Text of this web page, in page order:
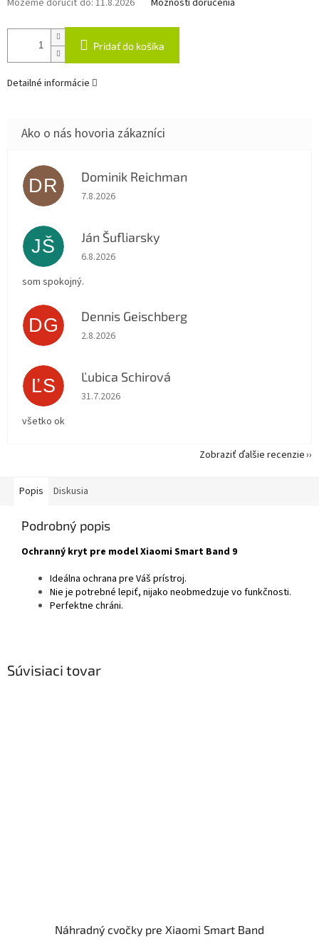
Môžeme doručiť do: 11.8.2026 Možnosti doručenia
Pridať do košíka
Detailné informácie
Súvisiaci tovar
Náhradný cvočky pre Xiaomi Smart Band
Popis Diskusia
Podrobný popis
Ochranný kryt pre model Xiaomi Smart Band 9
Ideálna ochrana pre Váš prístroj.
Nie je potrebné lepiť, nijako neobmedzuje vo funkčnosti.
Perfektne chráni.
DR Dominik Reichman
Hodnotenie obchodu je 5 z 5 hviezdičiek.
7.8.2026
JŠ Ján Šufliarsky
Hodnotenie obchodu je 5 z 5 hviezdičiek.
6.8.2026
som spokojný.
DG Dennis Geischberg
Hodnotenie obchodu je 5 z 5 hviezdičiek.
2.8.2026
ĽS Ľubica Schirová
Hodnotenie obchodu je 5 z 5 hviezdičiek.
31.7.2026
všetko ok
Zobraziť ďalšie recenzie